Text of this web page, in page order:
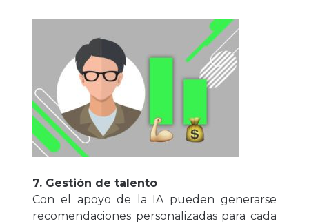
7. Gestión de talento
Con el apoyo de la IA pueden generarse
recomendaciones personalizadas para cada